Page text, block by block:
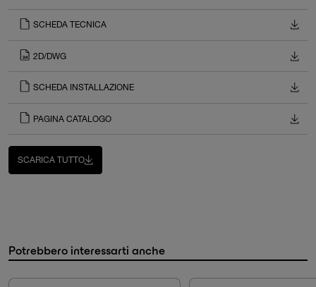
SCHEDA TECNICA
2D/DWG
SCHEDA INSTALLAZIONE
PAGINA CATALOGO
SCARICA TUTTO
Potrebbero interessarti anche